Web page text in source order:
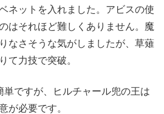
ネットを入れました。アビスの使
はそれほど難しくありません。魔
なさそうな気がしましたが、草薙
て力技で突破。
ですが、ヒルチャール兜の王は
が必要です。